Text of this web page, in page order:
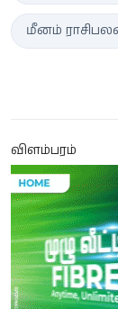
மீனம்
விளம்பரம்